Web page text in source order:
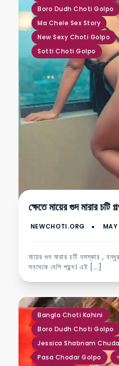
Boro Dudh Choti Golpo
Ma Chele Sex Story
New Sexy Choti Golpo
Sotti Choti Golpo
ক্ষেতে মায়ের গুদ মারার চটি
মায়ের গুদ মারার চটি নমস্কার ,
সবথেকে বেশি পছন্দ। এই […]
Bangla Choti Kahini ,
Boro Dudh Choti Golpo
Jessica Shabnam
Pasa Chodar Golpo